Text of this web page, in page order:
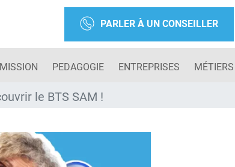
PARLER À UN CONSEILLER
PEDAGOGIE ENTREPRISES MÉTIERS
le BTS SAM !